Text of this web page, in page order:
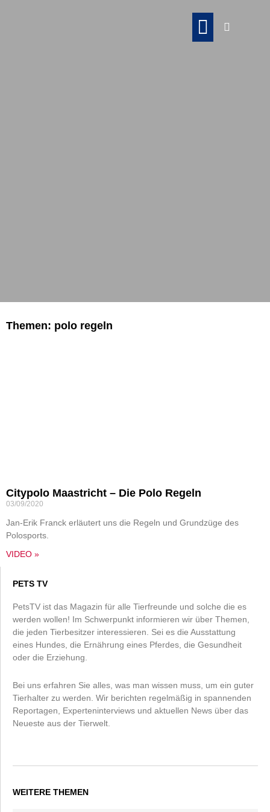
Themen: polo regeln
Citypolo Maastricht – Die Polo Regeln
03/09/2020
Jan-Erik Franck erläutert uns die Regeln und Grundzüge des
Polosports.
VIDEO »
PETS TV
PetsTV ist das Magazin für alle Tierfreunde und solche die es
werden wollen! Im Schwerpunkt informieren wir über Themen,
die jeden Tierbesitzer interessieren. Sei es die Ausstattung
eines Hundes, die Ernährung eines Pferdes, die Gesundheit
oder die Erziehung.
Bei uns erfahren Sie alles, was man wissen muss, um ein guter
Tierhalter zu werden. Wir berichten regelmäßig in spannenden
Reportagen, Experteninterviews und aktuellen News über das
Neueste aus der Tierwelt.
WEITERE THEMEN